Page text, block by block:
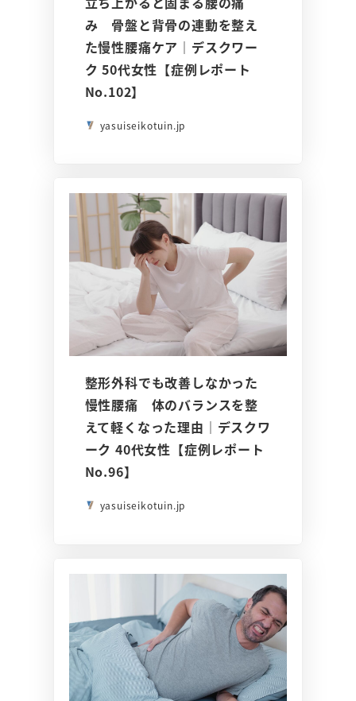
み 骨盤と背骨の連動を整え
た慢性腰痛ケア｜デスクワー
ク 50代女性【症例レポート
No.102】
yasuiseikotuin.jp
整形外科でも改善しなかった
慢性腰痛 体のバランスを整
えて軽くなった理由｜デスクワ
ーク 40代女性【症例レポート
No.96】
yasuiseikotuin.jp